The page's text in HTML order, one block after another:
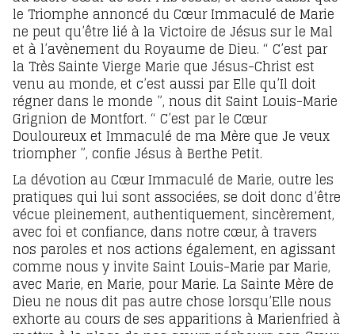
le Triomphe annoncé du Cœur Immaculé de Marie
ne peut qu’être lié à la Victoire de Jésus sur le Mal
et à l’avènement du Royaume de Dieu. “ C’est par
la Très Sainte Vierge Marie que Jésus-Christ est
venu au monde, et c’est aussi par Elle qu’Il doit
régner dans le monde ”, nous dit Saint Louis-Marie
Grignion de Montfort. “ C’est par le Cœur
Douloureux et Immaculé de ma Mère que Je veux
triompher ”, confie Jésus à Berthe Petit.
La dévotion au Cœur Immaculé de Marie, outre les
pratiques qui lui sont associées, se doit donc d’être
vécue pleinement, authentiquement, sincèrement,
avec foi et confiance, dans notre cœur, à travers
nos paroles et nos actions également, en agissant
comme nous y invite Saint Louis-Marie par Marie,
avec Marie, en Marie, pour Marie. La Sainte Mère de
Dieu ne nous dit pas autre chose lorsqu’Elle nous
exhorte au cours de ses apparitions à Marienfried à